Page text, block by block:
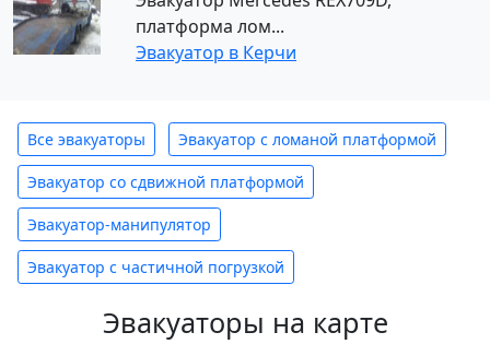
платформа лом...
Эвакуатор в Керчи
Все эвакуаторы Эвакуатор с ломаной платформой
Эвакуатор со сдвижной платформой
Эвакуатор-манипулятор
Эвакуатор с частичной погрузкой
Эвакуаторы на карте